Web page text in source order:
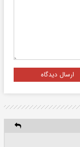
ارسال دیدگاه